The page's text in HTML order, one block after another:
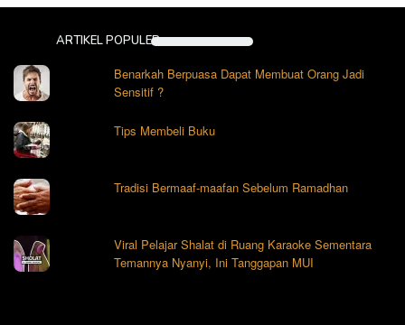
ARTIKEL POPULER
Benarkah Berpuasa Dapat Membuat Orang Jadi
Sensitif ?
Tips Membeli Buku
Tradisi Bermaaf-maafan Sebelum Ramadhan
Viral Pelajar Shalat di Ruang Karaoke Sementara
Temannya Nyanyi, Ini Tanggapan MUI